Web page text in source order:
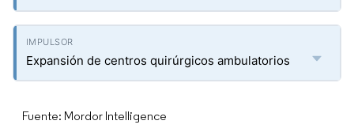
Expansión de centros quirúrgicos ambulatorios
Fuente: Mordor Intelligence